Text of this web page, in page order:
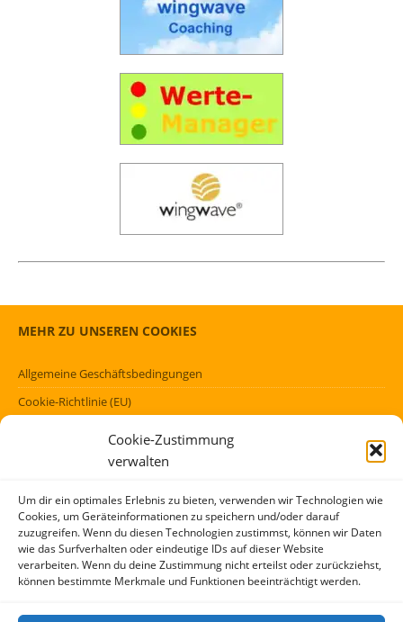
Cookie-Zustimmung
verwalten
Um dir ein optimales Erlebnis zu bieten, verwenden wir Technologien wie
Cookies, um Geräteinformationen zu speichern und/oder darauf
zuzugreifen. Wenn du diesen Technologien zustimmst, können wir Daten
wie das Surfverhalten oder eindeutige IDs auf dieser Website
verarbeiten. Wenn du deine Zustimmung nicht erteilst oder zurückziehst,
können bestimmte Merkmale und Funktionen beeinträchtigt werden.
MEHR ZU UNSEREN COOKIES
Allgemeine Geschäftsbedingungen
Cookie-Richtlinie (EU)
FÖRMLICHES
Kontakt